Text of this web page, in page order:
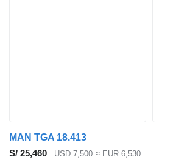
MAN TGA 18.413
S/ 25,460
USD 7,500 ≈ EUR 6,530